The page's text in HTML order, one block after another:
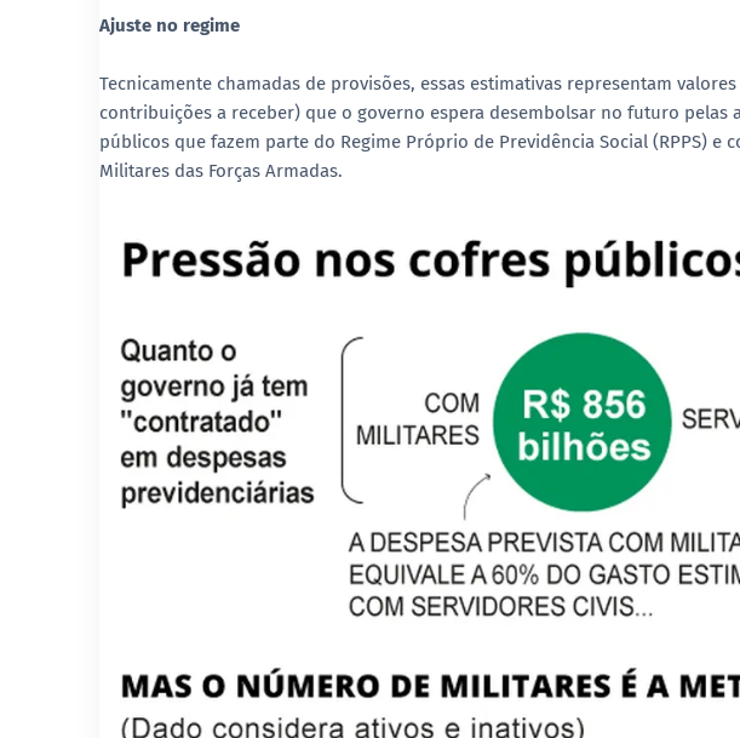
Ajuste no regime
Tecnicamente chamadas de provisões, essas estimativas representam
contribuições a receber) que o governo espera desembolsar no futuro pelas
públicos que fazem parte do Regime Próprio de Previdência Social (RPPS) e
Militares das Forças Armadas.